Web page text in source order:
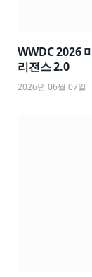
WWDC 2026
리전스 2.0
2026년 06월 07일